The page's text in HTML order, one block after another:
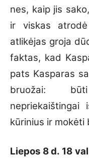
nes, kaip jis
ir viskas atrodė
atlikėjas groja
faktas, kad
pats Kasparas
bruožai:
nepriekaištingai
kūrinius ir mokėti
Liepos 8 d. 18